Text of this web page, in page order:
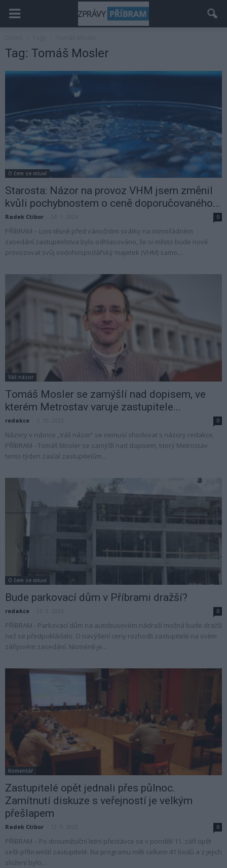
Tag: Tomáš Mosler
O čem se mluví
Starosta: Názor na provoz VHM jsem změnil
kvůli pochybnostem o ceně doporučovaného...
Radek Ctibor 0
PŘÍBRAM – Loni těsně před vánočními svátky na mimořádném
zasedání zastupitelstva bylo odhlasováno, že si město bude nově
provozovat svůj vodohospodářský majetek (VHM) samo....
Váš názor
Tomáš Mosler se zamýšlí nad dopisem, ve
kterém Metrostav varuje zastupitele...
redakce 0
Názory v rubrice „Váš názor“ se nemusí shodovat s názory redakce.
PŘÍBRAM - Tomáš Mosler se zamýšlí nad dopisem, který Metrostav
tento týden zaslal zastupitelům...
O čem se mluví
Bude parkovací dům v Příbrami dražší?
redakce 0
PŘÍBRAM - Parkovací dům na autobusovém nádraží možná bude dražší
než se předpokládalo. O navýšení ceny rozhodli zastupitelé na svém
zářijovém zasedání. Nicméně je...
Komentář
Zastupitelé opět jednali přes půlnoc.
Zamítnutí diskuze s veřejností je velkým
přešlapem
Radek Ctibor 0
PŘÍBRAM – Po dvouměsíční letní přestávce se v pondělí 11. září opět
sešli příbramští zastupitelé. Na programu měli celkem 41 bodů a z jejich
složení bylo...